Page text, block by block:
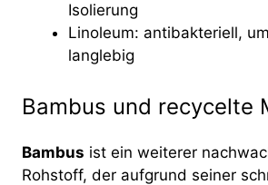
Isolierung
Linoleum: antibakteriell,
langlebig
Bambus und recycelte
Bambus ist ein weiterer
Rohstoff, der aufgrund seiner